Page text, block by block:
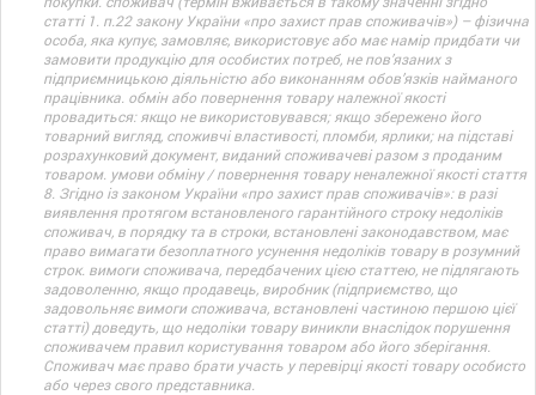
статті 1. п.22 закону України «про захист прав споживачів») – фізична
особа, яка купує, замовляє, використовує або має намір придбати чи
замовити продукцію для особистих потреб, не пов’язаних з
підприємницькою діяльністю або виконанням обов’язків найманого
працівника. обмін або повернення товару належної якості
провадиться: якщо не використовувався; якщо збережено його
товарний вигляд, споживчі властивості, пломби, ярлики; на підставі
розрахунковий документ, виданий споживачеві разом з проданим
товаром. умови обміну / повернення товару неналежної якості стаття
8. Згідно із законом України «про захист прав споживачів»: в разі
виявлення протягом встановленого гарантійного строку недоліків
споживач, в порядку та в строки, встановлені законодавством, має
право вимагати безоплатного усунення недоліків товару в розумний
строк. вимоги споживача, передбачених цією статтею, не підлягають
задоволенню, якщо продавець, виробник (підприємство, що
задовольняє вимоги споживача, встановлені частиною першою цієї
статті) доведуть, що недоліки товару виникли внаслідок порушення
споживачем правил користування товаром або його зберігання.
Споживач має право брати участь у перевірці якості товару особисто
або через свого представника.